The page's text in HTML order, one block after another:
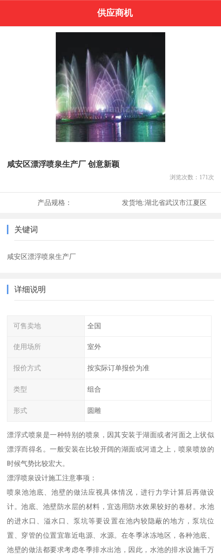
供应商机
咸安区漂浮喷泉生产厂 创意新颖
浏览次数： 171 次
产品规格： 发货地:湖北省武汉市江夏区
关键词
咸安区漂浮喷泉生产厂
详细说明
可售卖地 全国
使用场所 室外
报价方式 按实际订单报价为准
类型 组合
形式 圆雕
漂浮式喷泉是一种特别的喷泉，因其安装于湖面或者河面之上状似
漂浮而得名。一般安装在比较开阔的湖面或河道之上，喷泉喷放的
时候气势比较宏大。
漂浮喷泉设计施工注意事项：
喷泉池池底、池壁的做法应视具体情况，进行力学计算后再做设
计。池底、池壁防水层的材料，宜选用防水效果较好的卷材。水池
的进水口、溢水口、泵坑等要设置在池内较隐蔽的地方，泵坑位
置、穿管的位置宜靠近电源、水源。在冬季冰冻地区，各种池底、
池壁的做法都要求考虑冬季排水出池，因此，水池的排水设施千万